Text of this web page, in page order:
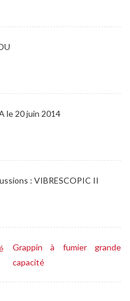
le 20 juin 2014
: VIBRESCOPIC II
Grappin à fumier grande
capacité